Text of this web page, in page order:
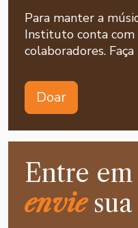
Para manter a
Instituto conta com
colaboradores.
Doar
Entre
enviesua